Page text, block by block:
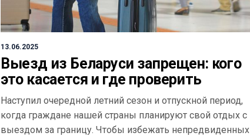
13.06.2025
Выезд из Беларуси запрещен: кого
это касается и где проверить
Наступил очередной летний сезон и отпускной период,
когда граждане нашей страны планируют свой отдых с
выездом за границу. Чтобы избежать непредвиденных